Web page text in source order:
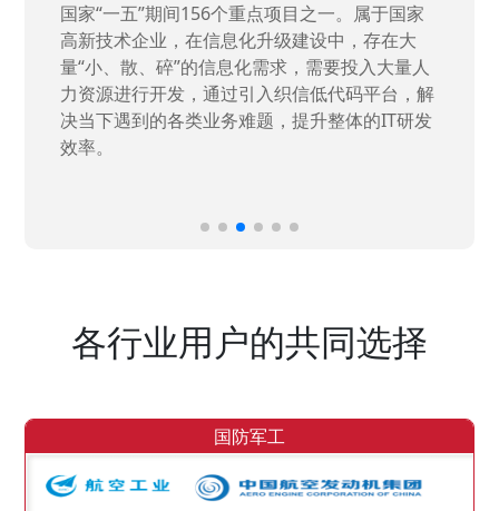
国家“一五”期间156个重点项目之一。属于国家
高新技术企业，在信息化升级建设中，存在大
量“小、散、碎”的信息化需求，需要投入大量人
力资源进行开发，通过引入织信低代码平台，解
决当下遇到的各类业务难题，提升整体的IT研发
效率。
各行业用户的共同选择
国防军工